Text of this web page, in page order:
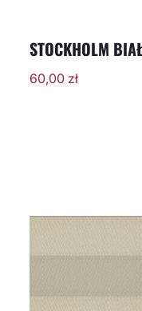
STOCKHOLM
60,00 zł